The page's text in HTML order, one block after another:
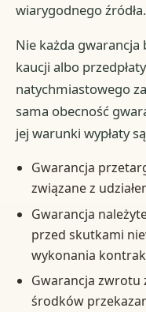
wiarygodnego źródła.
Nie każda
kaucji albo
natychmiastowego
sama obecność
jej warunki wypłaty
Gwarancja
związane z
Gwarancja
przed skutkami
wykonania
Gwarancja zwrotu
środków